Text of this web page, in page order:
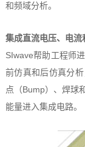
和频域分析。
集成直流电压、电流
SIwave帮助工程师
前仿真和后仿真分
点（Bump）、焊球
能量进入集成电路。